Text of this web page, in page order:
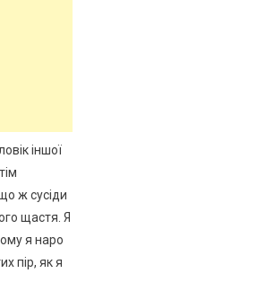
іншої
ж сусіди
щастя. Я
я наро
пір, як я